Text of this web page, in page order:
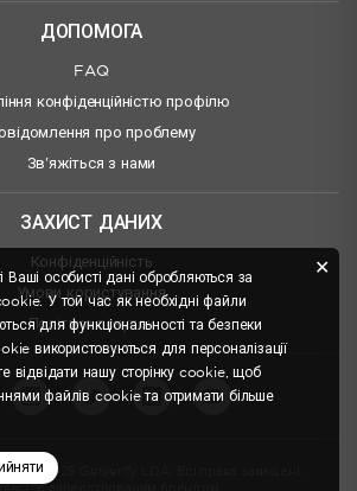
ДОПОМОГА
FAQ
конфіденційністю профілю
про проблему
Зв'яжіться з нами
ЗАХИСТ ДАНИХ
Конфіденційність
Умови користування
Політика покупок
2025 Getverify LDA. Всі права захищені.
особисті дані обробляються за
У той час як необхідні файли
для функціональності та безпеки
використовуються для персоналізації
відвідати нашу сторінку cookie, щоб
файлів cookie та отримати більше
✕